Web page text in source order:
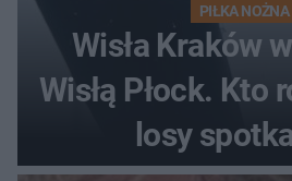
PIŁKA NOŻNA
Wisła Kraków
Wisłą Płock. Kto
losy